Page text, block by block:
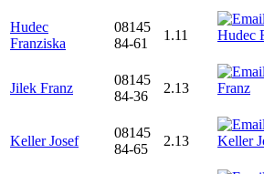
Hudec
Franziska
08145
84-61
1.11
Jilek Franz
08145
84-36
2.13
Keller Josef
08145
84-65
2.13